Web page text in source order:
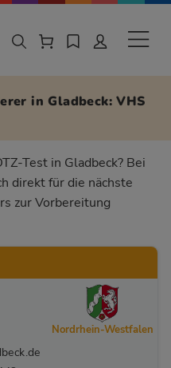
in Gladbeck: VHS
Test in Gladbeck? Bei
direkt für die nächste
zur Vorbereitung
Nordrhein-Westfalen